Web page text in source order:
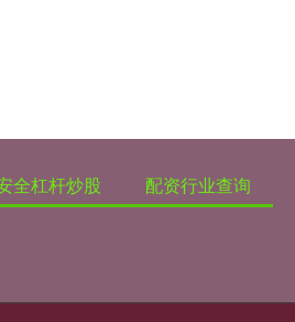
全杠杆炒股 配资行业查询